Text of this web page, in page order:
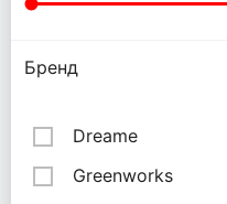
Бренд
Dreame
Greenworks